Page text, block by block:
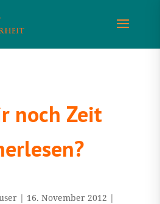
noch Zeit
| 16. November 2012 |